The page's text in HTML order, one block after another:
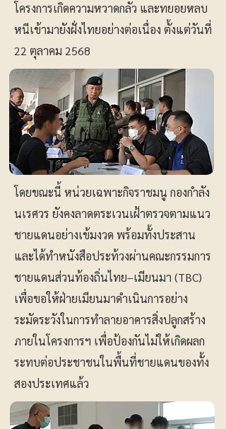
โครงการเกิดความหวาดกลัว และทยอยหลบ
หนีเข้ามายังฝั่งไทยอย่างต่อเนื่อง ตั้งแต่วันที่
22 ตุลาคม 2568
โดยขณะนี้ หน่วยเฉพาะกิจราชมนู กองกำลัง
นเรศวร ยังคงลาดตระเวนเฝ้าตรวจตามแนว
ชายแดนอย่างเข้มงวด พร้อมทั้งประสาน
และได้ทำหนังสือประท้วงผ่านคณะกรรมการ
ชายแดนส่วนท้องถิ่นไทย–เมียนมา (TBC)
เพื่อขอให้ฝ่ายเมียนมาดำเนินการอย่าง
ระมัดระวังในการทำลายอาคารสิ่งปลูกสร้าง
ภายในโครงการฯ เพื่อป้องกันไม่ให้เกิดผลก
ระทบต่อประชาชนในพื้นที่ชายแดนของทั้ง
สองประเทศแล้ว